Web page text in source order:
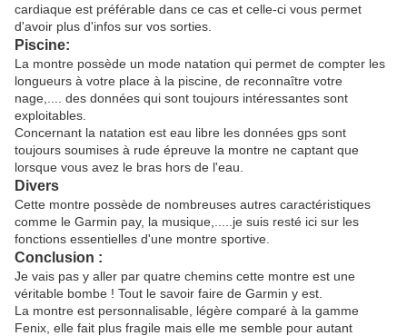
cardiaque est préférable dans ce cas et celle-ci vous permet
d'avoir plus d'infos sur vos sorties.
Piscine:
La montre possède un mode natation qui permet de compter les
longueurs à votre place à la piscine, de reconnaître votre
nage,.... des données qui sont toujours intéressantes sont
exploitables.
Concernant la natation est eau libre les données gps sont
toujours soumises à rude épreuve la montre ne captant que
lorsque vous avez le bras hors de l'eau.
Divers
Cette montre possède de nombreuses autres caractéristiques
comme le Garmin pay, la musique,.....je suis resté ici sur les
fonctions essentielles d'une montre sportive.
Conclusion :
Je vais pas y aller par quatre chemins cette montre est une
véritable bombe ! Tout le savoir faire de Garmin y est.
La montre est personnalisable, légère comparé à la gamme
Fenix, elle fait plus fragile mais elle me semble pour autant